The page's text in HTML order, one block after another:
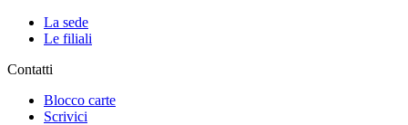
La sede
Le filiali
Contatti
Blocco carte
Scrivici